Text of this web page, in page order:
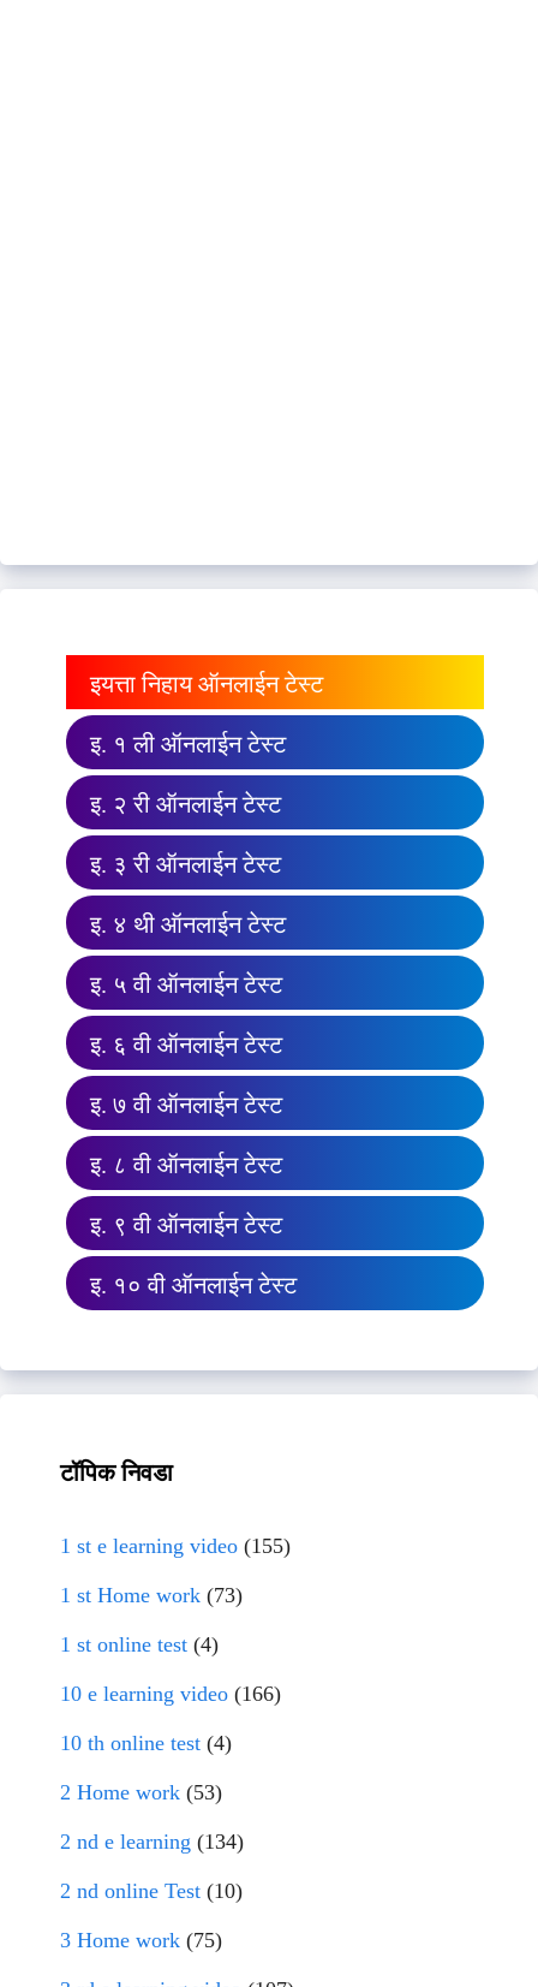
इयत्ता निहाय ऑनलाईन टेस्ट
इ. १ ली ऑनलाईन टेस्ट
इ. २ री ऑनलाईन टेस्ट
इ. ३ री ऑनलाईन टेस्ट
इ. ४ थी ऑनलाईन टेस्ट
इ. ५ वी ऑनलाईन टेस्ट
इ. ६ वी ऑनलाईन टेस्ट
इ. ७ वी ऑनलाईन टेस्ट
इ. ८ वी ऑनलाईन टेस्ट
इ. ९ वी ऑनलाईन टेस्ट
इ. १० वी ऑनलाईन टेस्ट
टॉपिक निवडा
1 st e learning video (155)
1 st Home work (73)
1 st online test (4)
10 e learning video (166)
10 th online test (4)
2 Home work (53)
2 nd e learning (134)
2 nd online Test (10)
3 Home work (75)